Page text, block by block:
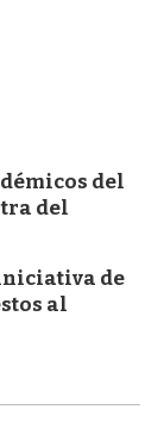
del
del
de
al